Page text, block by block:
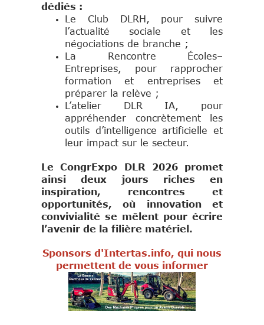
dédiés :
Le Club DLRH, pour suivre
l’actualité sociale et les
négociations de branche ;
La Rencontre Écoles–
Entreprises, pour rapprocher
formation et entreprises et
préparer la relève ;
L’atelier DLR IA, pour
appréhender concrètement les
outils d’intelligence artificielle et
leur impact sur le secteur.
Le CongrExpo DLR 2026 promet
ainsi deux jours riches en
inspiration, rencontres et
opportunités, où innovation et
convivialité se mêlent pour écrire
l’avenir de la filière matériel.
Sponsors d'Intertas.info, qui nous
permettent de vous informer